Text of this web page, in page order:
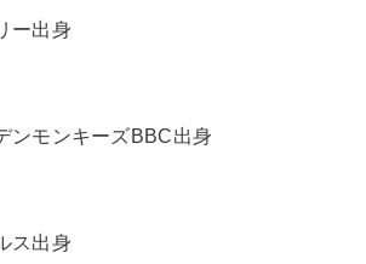
ー出身
ンモンキーズBBC出身
ス出身